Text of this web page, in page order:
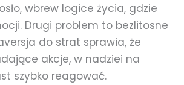
wbrew logice życia, gdzie
Drugi problem to bezlitosne
do strat sprawia, że
akcje, w nadziei na
szybko reagować.